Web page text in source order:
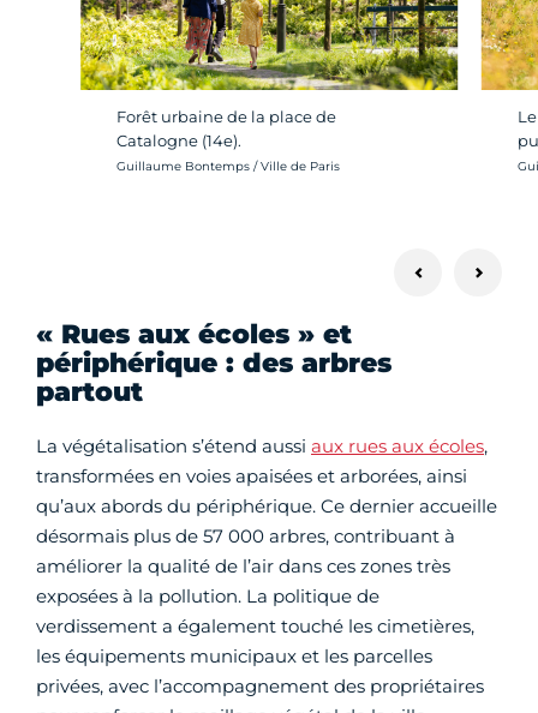
Forêt urbaine de la place de
Catalogne (14e).
Crédit photo :
Guillaume Bontemps / Ville de Paris
« Rues aux écoles » et
périphérique : des arbres
partout
La végétalisation s’étend aussi aux rues aux écoles,
transformées en voies apaisées et arborées, ainsi
qu’aux abords du périphérique. Ce dernier accueille
désormais plus de 57 000 arbres, contribuant à
améliorer la qualité de l’air dans ces zones très
exposées à la pollution. La politique de
verdissement a également touché les cimetières,
les équipements municipaux et les parcelles
privées, avec l’accompagnement des propriétaires